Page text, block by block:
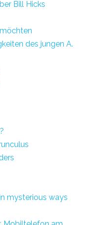
Bill Hicks
des jungen A.
mysterious ways